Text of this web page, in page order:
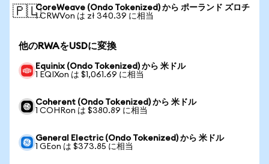
🇵🇱CoreWeave (Ondo Tokenized) から ポーランド ズロチ
1 CRWVon は zł 340.39 に相当
他のRWAをUSDに変換
Equinix (Ondo Tokenized) から 米ドル
1 EQIXon は $1,061.69 に相当
Coherent (Ondo Tokenized) から 米ドル
1 COHRon は $380.89 に相当
General Electric (Ondo Tokenized) から 米ドル
1 GEon は $373.85 に相当